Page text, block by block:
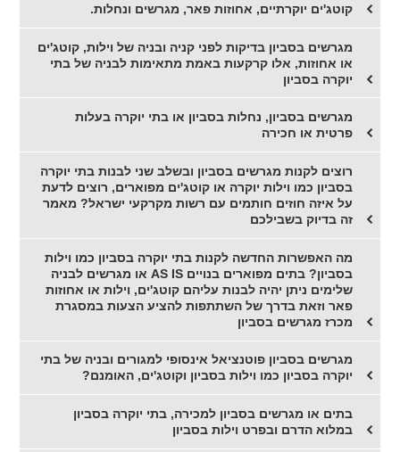
קוטג'ים יוקרתיים, אחוזות פאר, מגרשים ונחלות.
מגרשים בסביון בדיקות לפני קניה ובניה של וילות, קוטג'ים
או אחוזות, אלו קרקעות באמת מתאימות לבניה של בתי
יוקרה בסביון
מגרשים בסביון, נחלות בסביון או בתי יוקרה בעלות
פרטית או חכירה
רוצים לקנות מגרשים בסביון ובשלב שני לבנות בתי יוקרה
בסביון כמו וילות יוקרה או קוטג'ים מפוארים, רוצים לדעת
על איזה חוזים חותמים עם רשות מקרקעי ישראל? מאמר
זה בדיוק בשבילכם
מה האפשרות החדשה לקנות בתי יוקרה בסביון כמו וילות
בסביון? בתים מפוארים בנויים AS IS או מגרשים לבניה
שלימים ניתן יהיה לבנות עליהם קוטג'ים, וילות או אחוזות
פאר וזאת בדרך של השתתפות להציע הצעות במסגרת
מכרז מגרשים בסביון
מגרשים בסביון פוטנציאל אינסופי למגורים ובניה של בתי
יוקרה בסביון כמו וילות בסביון וקוטג'ים, האומנם?
בתים או מגרשים בסביון למכירה, בתי יוקרה בסביון
במלוא הדרם ובפרט וילות בסביון